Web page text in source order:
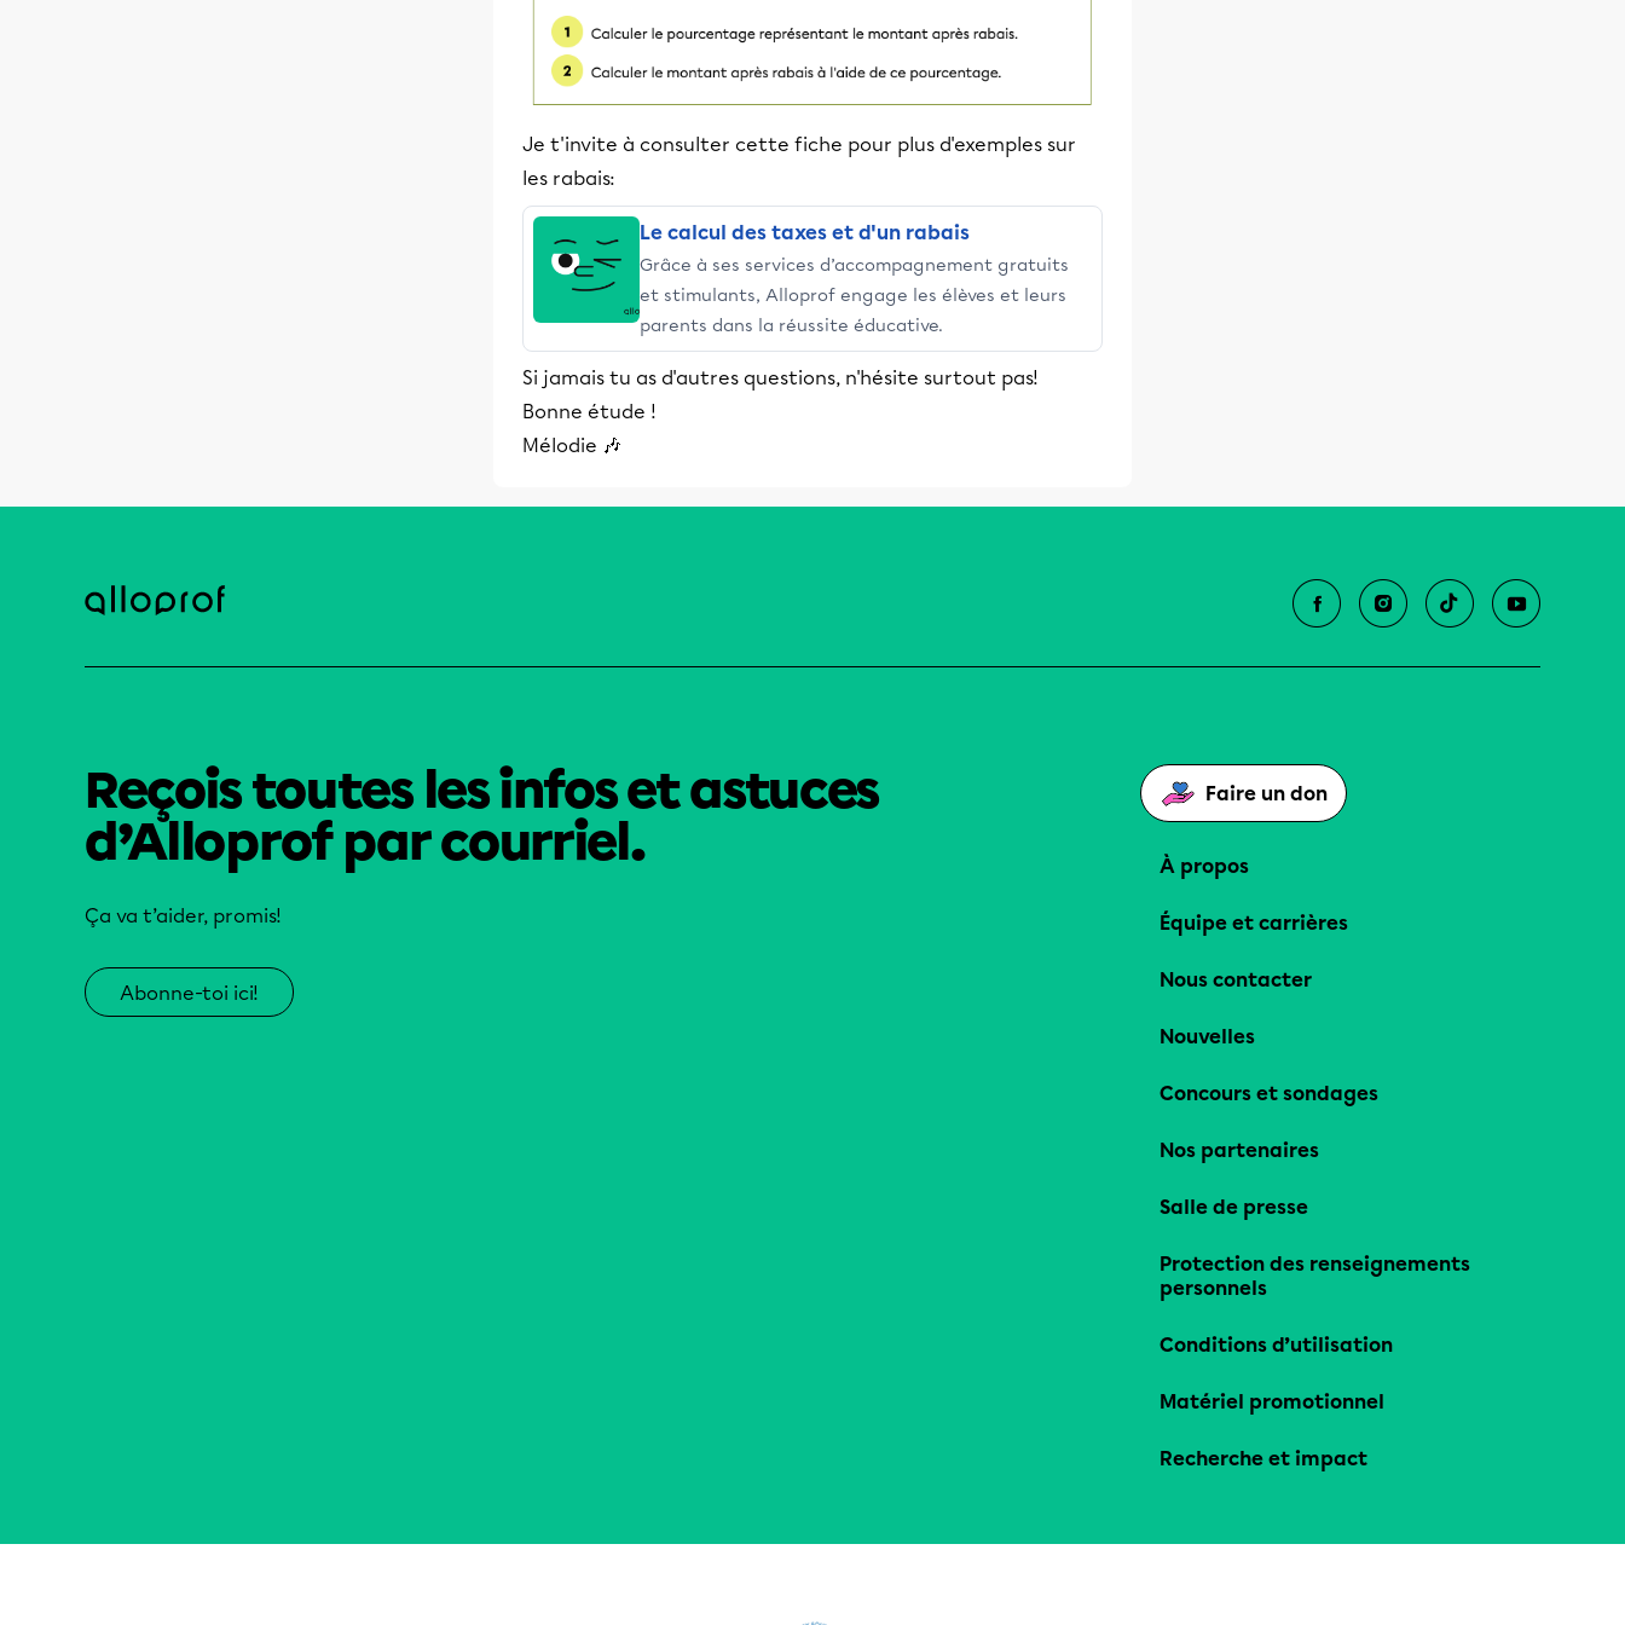
Je t'invite à consulter cette fiche pour plus d'exemples sur
les rabais:
Le calcul des taxes et d'un rabais
Grâce à ses services d’accompagnement gratuits
et stimulants, Alloprof engage les élèves et leurs
parents dans la réussite éducative.
Si jamais tu as d'autres questions, n'hésite surtout pas!
Bonne étude !
Mélodie 🎶
Reçois toutes les infos et astuces
d’Alloprof par courriel.
Ça va t’aider, promis!
Abonne-toi ici!
Faire un don
À propos
Équipe et carrières
Nous contacter
Nouvelles
Concours et sondages
Nos partenaires
Salle de presse
Protection des renseignements
personnels
Conditions d’utilisation
Matériel promotionnel
Recherche et impact